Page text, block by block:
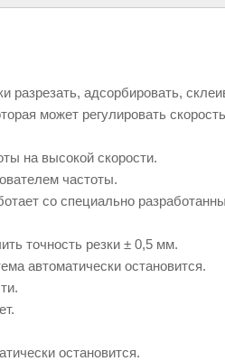
адсорбировать,
может регулировать
на высокой скорости.
частоты.
со специально
точность резки ± 0,5 мм.
автоматически остановится.
остановится.